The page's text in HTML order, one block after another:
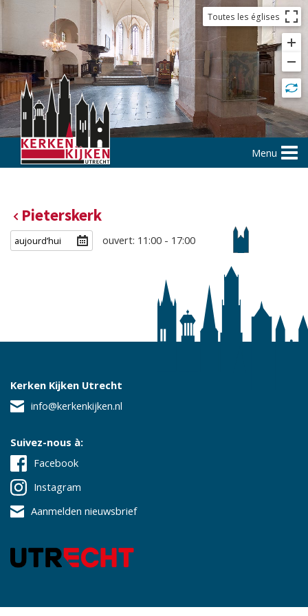
Toutes les églises
Menu
Pieterskerk
ouvert: 11:00 - 17:00
Kerken Kijken Utrecht
info@kerkenkijken.nl
Suivez-nous à:
Facebook
Instagram
Aanmelden nieuwsbrief